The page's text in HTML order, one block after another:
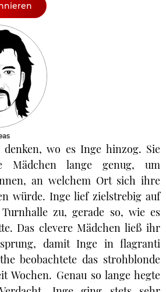
wo es Inge hinzog. Sie
Mädchen lange genug, um
an welchem Ort sich ihre
würde. Inge lief zielstrebig auf
zu, gerade so, wie es
Das clevere Mädchen ließ ihr
damit Inge in flagranti
beobachtete das strohblonde
Wochen. Genau so lange hegte